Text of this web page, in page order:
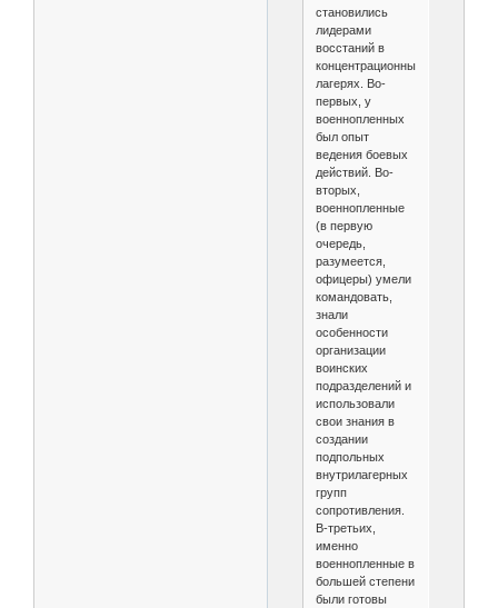
становились
лидерами
восстаний в
концентрационных
лагерях. Во-
первых, у
военнопленных
был опыт
ведения боевых
действий. Во-
вторых,
военнопленные
(в первую
очередь,
разумеется,
офицеры) умели
командовать,
знали
особенности
организации
воинских
подразделений и
использовали
свои знания в
создании
подпольных
внутрилагерных
групп
сопротивления.
В-третьих,
именно
военнопленные в
большей степени
были готовы